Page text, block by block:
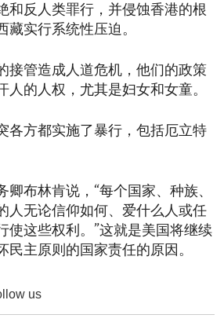
和反人类罪行，并侵蚀香港的根
藏实行系统性压迫。
接管造成人道危机，他们的政策
人的人权，尤其是妇女和女童。
各方都实施了暴行，包括厄立特
卿布林肯说，“每个国家、种族、
人无论信仰如何、爱什么人或任
使这些权利。”这就是美国将继续
民主原则的国家责任的原因。
us